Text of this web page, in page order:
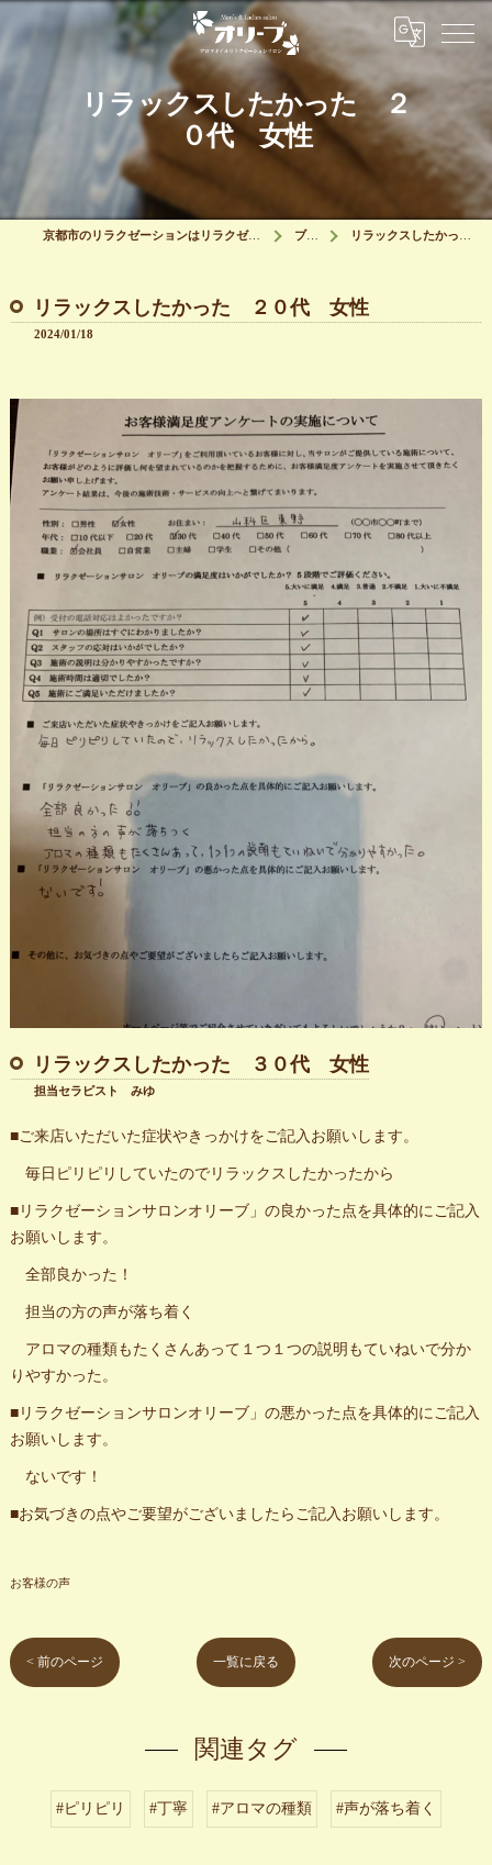
リラックスしたかった ２
０代 女性
京都市のリラクゼーションはリラクゼーションサロン オリーブ ブログ リラックスしたかった ２０代 女性
リラックスしたかった ２０代 女性
2024/01/18
リラックスしたかった ３０代 女性
担当セラピスト みゆ
■ご来店いただいた症状やきっかけをご記入お願いします。
毎日ピリピリしていたのでリラックスしたかったから
■リラクゼーションサロンオリーブ」の良かった点を具体的にご記入
お願いします。
全部良かった！
担当の方の声が落ち着く
アロマの種類もたくさんあって１つ１つの説明もていねいで分か
りやすかった。
■リラクゼーションサロンオリーブ」の悪かった点を具体的にご記入
お願いします。
ないです！
■お気づきの点やご要望がございましたらご記入お願いします。
お客様の声
< 前のページ 一覧に戻る 次のページ >
関連タグ
#ピリピリ #丁寧 #アロマの種類 #声が落ち着く